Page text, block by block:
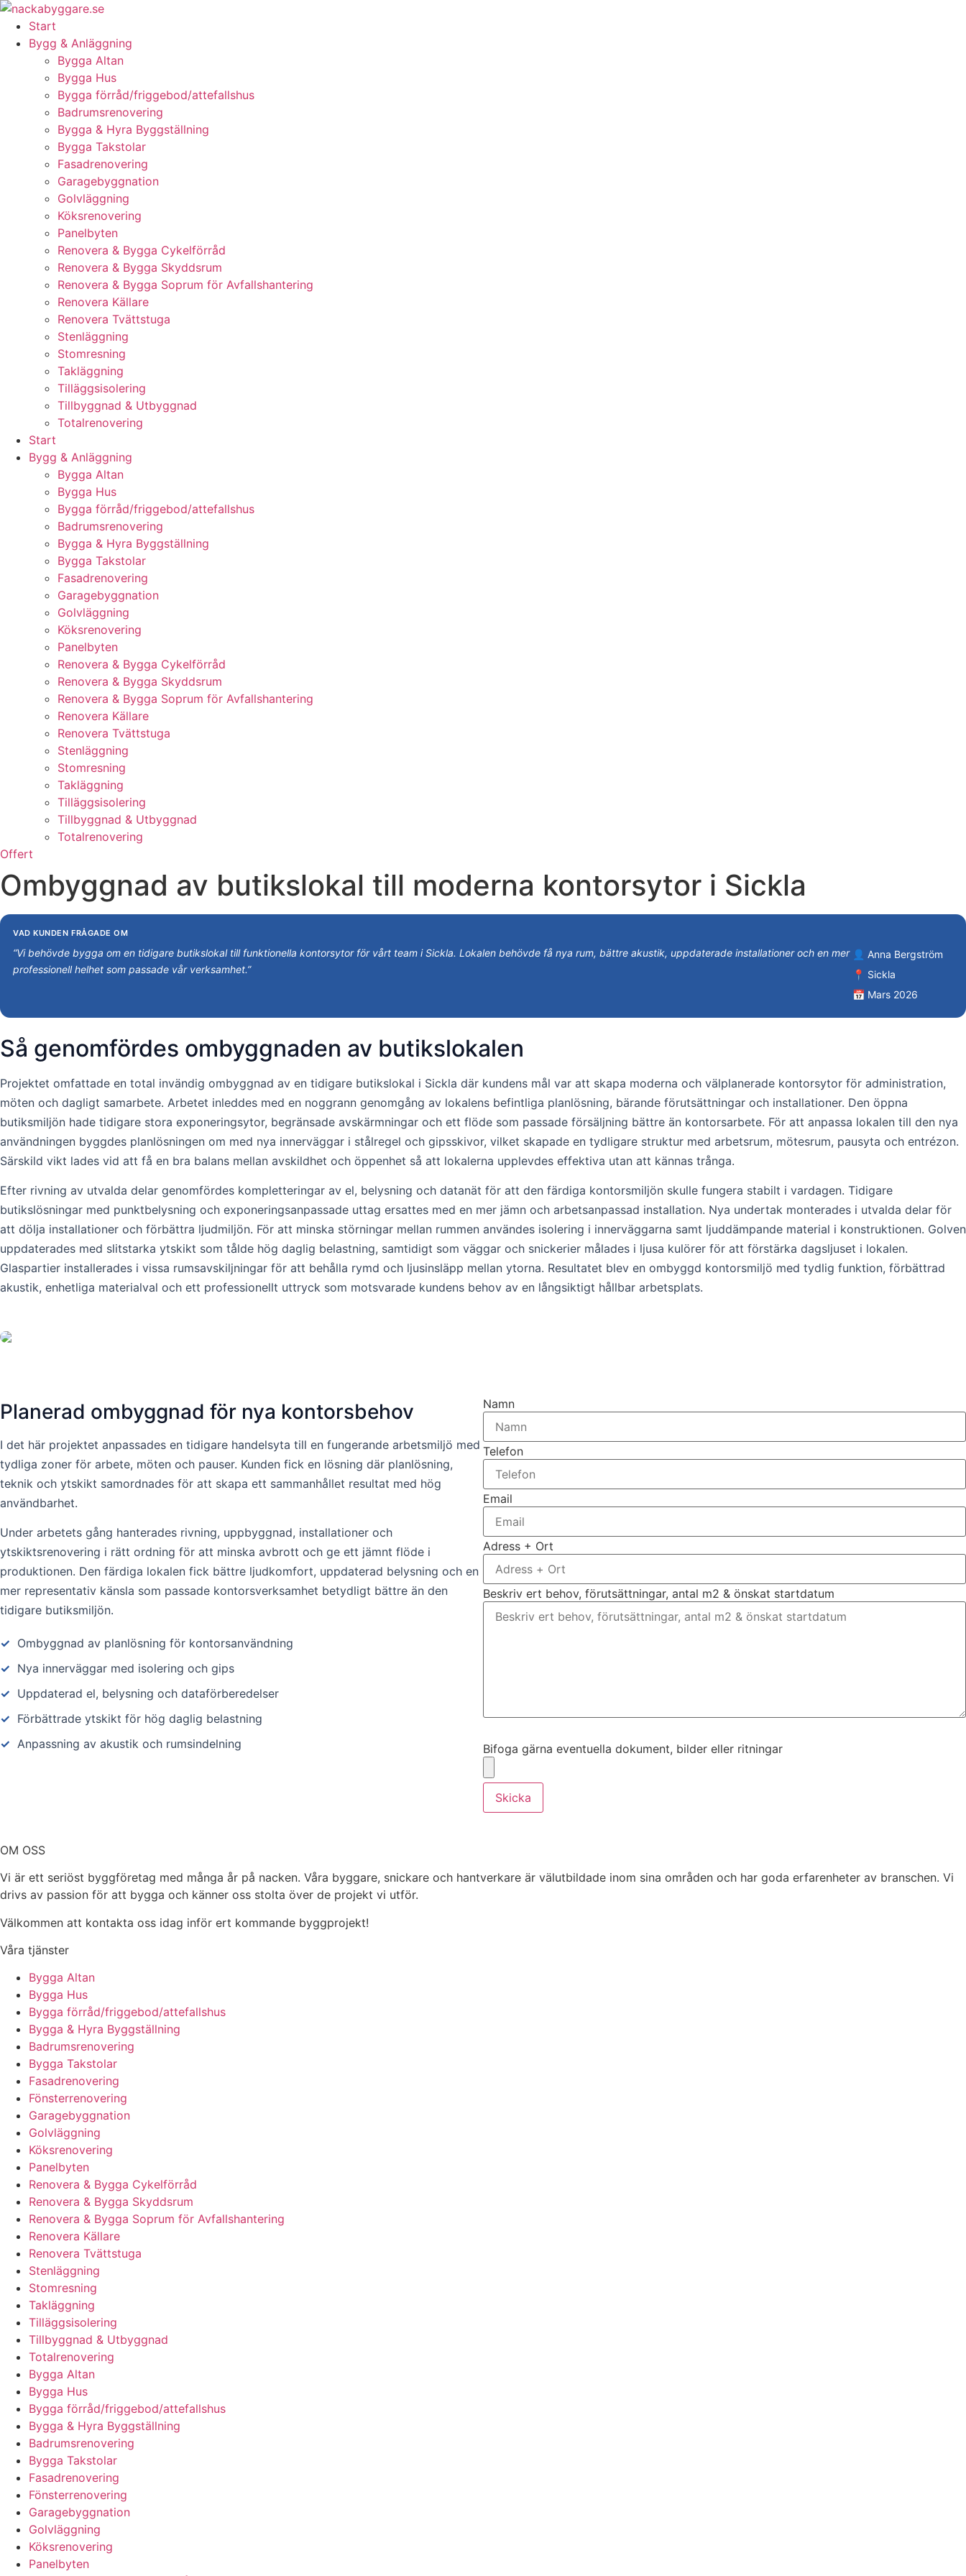
Skip
content
Start
Bygg & Anläggning
Bygga Altan
Bygga Hus
Bygga förråd/friggebod/attefallshus
Badrumsrenovering
Bygga & Hyra Byggställning
Bygga Takstolar
Fasadrenovering
Garagebyggnation
Golvläggning
Köksrenovering
Panelbyten
Renovera & Bygga Cykelförråd
Renovera & Bygga Skyddsrum
Renovera & Bygga Soprum för Avfallshantering
Renovera Källare
Renovera Tvättstuga
Stenläggning
Stomresning
Takläggning
Tilläggsisolering
Tillbyggnad & Utbyggnad
Totalrenovering
Start
Bygg & Anläggning
Bygga Altan
Bygga Hus
Bygga förråd/friggebod/attefallshus
Badrumsrenovering
Bygga & Hyra Byggställning
Bygga Takstolar
Fasadrenovering
Garagebyggnation
Golvläggning
Köksrenovering
Panelbyten
Renovera & Bygga Cykelförråd
Renovera & Bygga Skyddsrum
Renovera & Bygga Soprum för Avfallshantering
Renovera Källare
Renovera Tvättstuga
Stenläggning
Stomresning
Takläggning
Tilläggsisolering
Tillbyggnad & Utbyggnad
Totalrenovering
Offert
Ombyggnad av butikslokal till moderna kontorsytor i Sickla
VAD KUNDEN FRÅGADE OM
“Vi behövde bygga om en tidigare butikslokal till funktionella kontorsytor för vårt team i Sickla. Lokalen behövde få nya rum, bättre akustik, uppdaterade installationer och en mer
professionell helhet som passade vår verksamhet.”
👤 Anna Bergström
📍 Sickla
📅 Mars 2026
Så genomfördes ombyggnaden av butikslokalen
Projektet omfattade en total invändig ombyggnad av en tidigare butikslokal i Sickla där kundens mål var att skapa moderna och välplanerade kontorsytor för administration,
möten och dagligt samarbete. Arbetet inleddes med en noggrann genomgång av lokalens befintliga planlösning, bärande förutsättningar och installationer. Den öppna
butiksmiljön hade tidigare stora exponeringsytor, begränsade avskärmningar och ett flöde som passade försäljning bättre än kontorsarbete. För att anpassa lokalen till den nya
användningen byggdes planlösningen om med nya innerväggar i stålregel och gipsskivor, vilket skapade en tydligare struktur med arbetsrum, mötesrum, pausyta och entrézon.
Särskild vikt lades vid att få en bra balans mellan avskildhet och öppenhet så att lokalerna upplevdes effektiva utan att kännas trånga.
Efter rivning av utvalda delar genomfördes kompletteringar av el, belysning och datanät för att den färdiga kontorsmiljön skulle fungera stabilt i vardagen. Tidigare
butikslösningar med punktbelysning och exponeringsanpassade uttag ersattes med en mer jämn och arbetsanpassad installation. Nya undertak monterades i utvalda delar för
att dölja installationer och förbättra ljudmiljön. För att minska störningar mellan rummen användes isolering i innerväggarna samt ljuddämpande material i konstruktionen. Golven
uppdaterades med slitstarka ytskikt som tålde hög daglig belastning, samtidigt som väggar och snickerier målades i ljusa kulörer för att förstärka dagsljuset i lokalen.
Glaspartier installerades i vissa rumsavskiljningar för att behålla rymd och ljusinsläpp mellan ytorna. Resultatet blev en ombyggd kontorsmiljö med tydlig funktion, förbättrad
akustik, enhetliga materialval och ett professionellt uttryck som motsvarade kundens behov av en långsiktigt hållbar arbetsplats.
Planerad ombyggnad för nya kontorsbehov
I det här projektet anpassades en tidigare handelsyta till en fungerande arbetsmiljö med
tydliga zoner för arbete, möten och pauser. Kunden fick en lösning där planlösning,
teknik och ytskikt samordnades för att skapa ett sammanhållet resultat med hög
användbarhet.
Under arbetets gång hanterades rivning, uppbyggnad, installationer och
ytskiktsrenovering i rätt ordning för att minska avbrott och ge ett jämnt flöde i
produktionen. Den färdiga lokalen fick bättre ljudkomfort, uppdaterad belysning och en
mer representativ känsla som passade kontorsverksamhet betydligt bättre än den
tidigare butiksmiljön.
✓ Ombyggnad av planlösning för kontorsanvändning
✓ Nya innerväggar med isolering och gips
✓ Uppdaterad el, belysning och dataförberedelser
✓ Förbättrade ytskikt för hög daglig belastning
✓ Anpassning av akustik och rumsindelning
Namn
Telefon
Email
Adress + Ort
Beskriv ert behov, förutsättningar, antal m2 & önskat startdatum
Bifoga gärna eventuella dokument, bilder eller ritningar
Skicka
OM OSS
Vi är ett seriöst byggföretag med många år på nacken. Våra byggare, snickare och hantverkare är välutbildade inom sina områden och har goda erfarenheter av branschen. Vi
drivs av passion för att bygga och känner oss stolta över de projekt vi utför.
Välkommen att kontakta oss idag inför ert kommande byggprojekt!
Våra tjänster
Bygga Altan
Bygga Hus
Bygga förråd/friggebod/attefallshus
Bygga & Hyra Byggställning
Badrumsrenovering
Bygga Takstolar
Fasadrenovering
Fönsterrenovering
Garagebyggnation
Golvläggning
Köksrenovering
Panelbyten
Renovera & Bygga Cykelförråd
Renovera & Bygga Skyddsrum
Renovera & Bygga Soprum för Avfallshantering
Renovera Källare
Renovera Tvättstuga
Stenläggning
Stomresning
Takläggning
Tilläggsisolering
Tillbyggnad & Utbyggnad
Totalrenovering
Bygga Altan
Bygga Hus
Bygga förråd/friggebod/attefallshus
Bygga & Hyra Byggställning
Badrumsrenovering
Bygga Takstolar
Fasadrenovering
Fönsterrenovering
Garagebyggnation
Golvläggning
Köksrenovering
Panelbyten